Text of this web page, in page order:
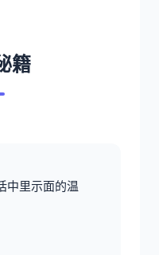
籍
中里示面的温